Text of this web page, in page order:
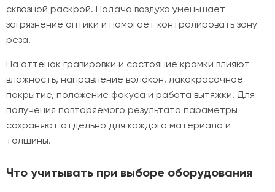
сквозной раскрой. Подача воздуха уменьшает
загрязнение оптики и помогает контролировать зону
реза.
На оттенок гравировки и состояние кромки влияют
влажность, направление волокон, лакокрасочное
покрытие, положение фокуса и работа вытяжки. Для
получения повторяемого результата параметры
сохраняют отдельно для каждого материала и
толщины.
Что учитывать при выборе оборудования